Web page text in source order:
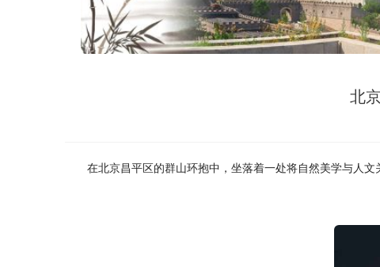
北
在北京昌平区的群山环抱中，坐落着一处将自然美学与人